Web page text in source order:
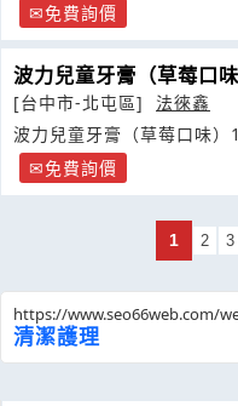
免費詢價
波力兒童牙膏（草莓口
[台中市-北屯區]
法徠鑫
波力兒童牙膏（草莓口味
免費詢價
1 2 3
https://www.seo66web.com/
清潔護理